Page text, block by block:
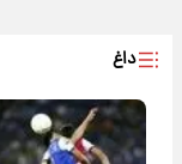
داغ